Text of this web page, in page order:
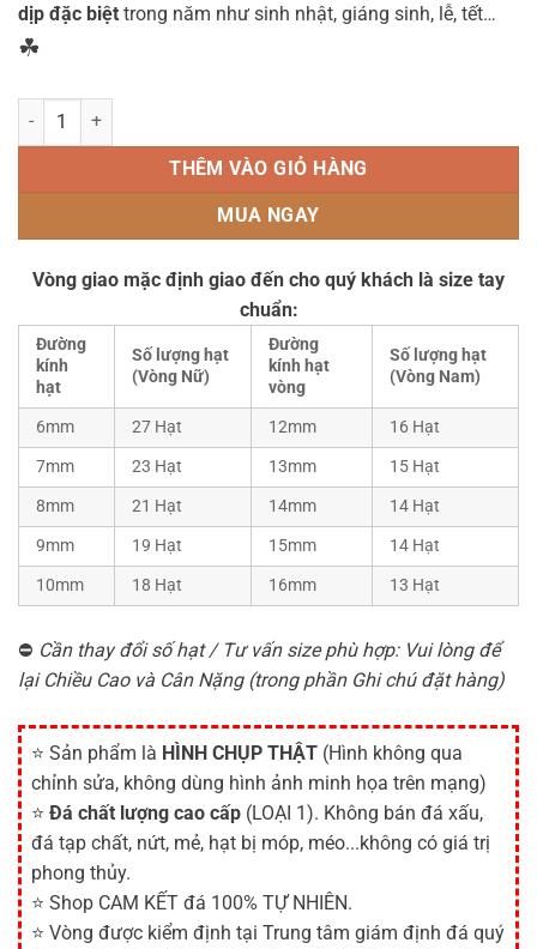
dịp đặc biệt trong năm như sinh nhật, giáng sinh, lễ, tết…
☘
Vòng Tay Đá Mã Não Đen 12 ly mix Tỳ Hưu Bạc 925 – MNN8272 số
THÊM VÀO GIỎ HÀNG
MUA NGAY
Vòng giao mặc định giao đến cho quý khách là size tay
chuẩn:
Đường
kính
hạt
Số lượng hạt
(Vòng Nữ)
Đường
kính hạt
vòng
Số lượng hạt
(Vòng Nam)
6mm 27 Hạt 12mm
16 Hạt
7mm
23 Hạt 13mm
15 Hạt
8mm
21 Hạt 14mm
14 Hạt
9mm
19 Hạt 15mm
14 Hạt
10mm
18 Hạt 16mm 13 Hạt
⛔ Cần thay đổi số hạt / Tư vấn size phù hợp: Vui lòng để
lại Chiều Cao và Cân Nặng (trong phần Ghi chú đặt hàng)
⭐ Sản phẩm là HÌNH CHỤP THẬT (Hình không qua
chỉnh sửa, không dùng hình ảnh minh họa trên mạng)
⭐ Đá chất lượng cao cấp (LOẠI 1). Không bán đá xấu,
đá tạp chất, nứt, mẻ, hạt bị móp, méo...không có giá trị
phong thủy.
⭐ Shop CAM KẾT đá 100% TỰ NHIÊN.
⭐ Vòng được kiểm định tại Trung tâm giám định đá quý